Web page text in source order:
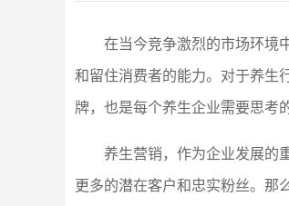
在当今竞争激烈的市场环境
和留住消费者的能力。对于养生
牌，也是每个养生企业需要思考
养生营销，作为企业发展的
更多的潜在客户和忠实粉丝。那